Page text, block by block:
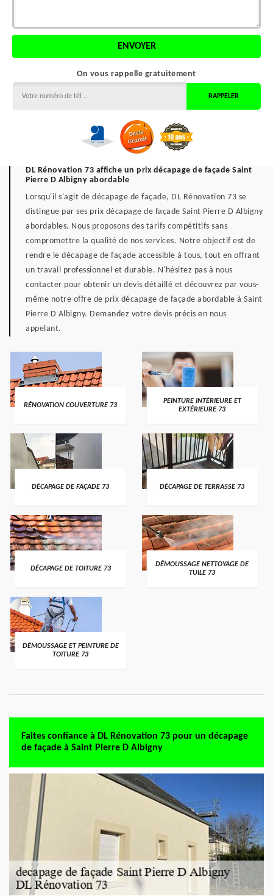
On vous rappelle gratuitement
DL Rénovation 73 affiche un prix décapage de façade Saint
Pierre D Albigny abordable
Lorsqu'il s'agit de décapage de façade, DL Rénovation 73 se
distingue par ses prix décapage de façade Saint Pierre D Albigny
abordables. Nous proposons des tarifs compétitifs sans
compromettre la qualité de nos services. Notre objectif est de
rendre le décapage de façade accessible à tous, tout en offrant
un travail professionnel et durable. N'hésitez pas à nous
contacter pour obtenir un devis détaillé et découvrez par vous-
même notre offre de prix décapage de façade abordable à Saint
Pierre D Albigny. Demandez votre devis précis en nous
appelant.
RÉNOVATION COUVERTURE 73
PEINTURE INTÉRIEURE ET
EXTÉRIEURE 73
DÉCAPAGE DE FAÇADE 73 DÉCAPAGE DE TERRASSE 73
DÉCAPAGE DE TOITURE 73
DÉMOUSSAGE NETTOYAGE DE
TUILE 73
DÉMOUSSAGE ET PEINTURE DE
TOITURE 73
Faites confiance à DL Rénovation 73 pour un décapage
de façade à Saint Pierre D Albigny